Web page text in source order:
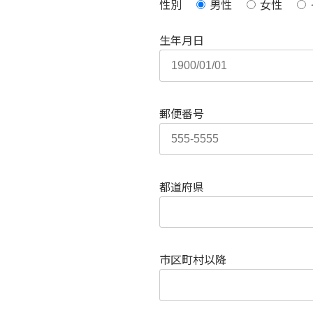
性別 男性 女性
生年月日
郵便番号
都道府県
市区町村以降